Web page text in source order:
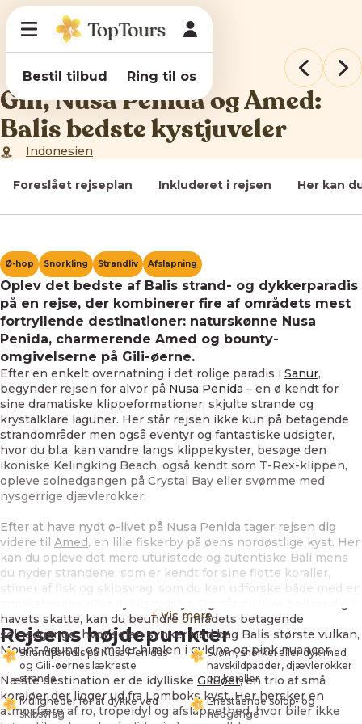
Bestil tilbud Ring til os
Gili, Nusa Penida og Amed:
Balis bedste kystjuveler
Indonesien
Foreslået rejseplan Inkluderet i rejsen Her kan
Ø-hop Snorkling Strandliv Afslapning
Oplev det bedste af Balis strand- og dykkerparadis
på en rejse, der kombinerer fire af områdets mest
fortryllende destinationer: naturskønne Nusa
Penida, charmerende Amed og bounty-
omgivelserne på Gili-øerne.
Efter en enkelt overnatning i det rolige paradis i Sanur,
begynder rejsen for alvor på Nusa Penida – en ø kendt for
sine dramatiske klippeformationer, skjulte strande og
krystalklare laguner. Her står rejsen ikke kun på betagende
strandområder men også eventyr og fantastiske udsigter,
hvor du bl.a. kan vandre langs klippekyster, besøge den
ikoniske Kelingking Beach, også kendt som T-Rex-klippen,
opleve solnedgangen på Crystal Bay eller svømme med
nysgerrige djævlerokker.
Efter at have nydt ø-livet på Nusa Penida tager rejsen dig
videre til Amed, en lille fiskerby på øens nordøstlige kyst. Her
kan du opleve det mere uturistede og autentiske Bali mens
du nyder strandene, som er kendt for sine flotte koraller,
stimer af fisk og skibsvrag, som du kan udforske både med en
havets skatte, kan du beundre områdets betagende
solnedgange, hvor solen synker ned bag Balis største vulkan,
Mount Agung, og maler himlen i gyldne og pink nuancer.
Næste destination er de idylliske Gili-øer, en trio af små
koraløer der ligger ud fra Lomboks kyst. Her hersker en
atmosfære af ro, tropeidyl og afslappethed, hvor biler ikke
+ Vis mere
Rejsens højdepunkter
Strandparadis på Nusa Penidas
og Gili-øernes lækreste
strande
Svøm, snorkel eller dyk med
havskildpadder, djævlerokker
og koraller
Muligheder for at dykke ved
skibsvrag
Enestående solop- og
nedgange